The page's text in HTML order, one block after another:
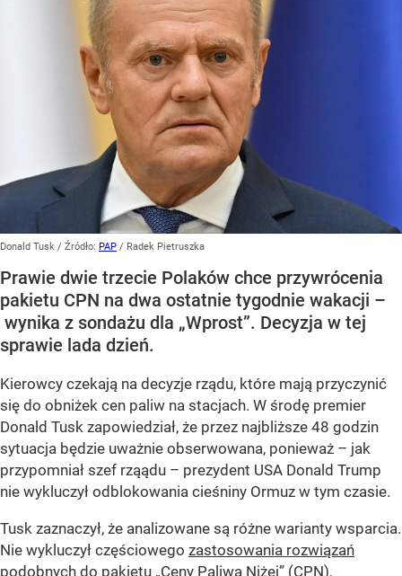
Donald Tusk / Źródło: PAP / Radek Pietruszka
Prawie dwie trzecie Polaków chce przywrócenia
pakietu CPN na dwa ostatnie tygodnie wakacji –
wynika z sondażu dla „Wprost”. Decyzja w tej
sprawie lada dzień.
Kierowcy czekają na decyzje rządu, które mają przyczynić
się do obniżek cen paliw na stacjach. W środę premier
Donald Tusk zapowiedział, że przez najbliższe 48 godzin
sytuacja będzie uważnie obserwowana, ponieważ – jak
przypomniał szef rząądu – prezydent USA Donald Trump
nie wykluczył odblokowania cieśniny Ormuz w tym czasie.
Tusk zaznaczył, że analizowane są różne warianty wsparcia.
Nie wykluczył częściowego zastosowania rozwiązań
podobnych do pakietu „Ceny Paliwa Niżej” (CPN),